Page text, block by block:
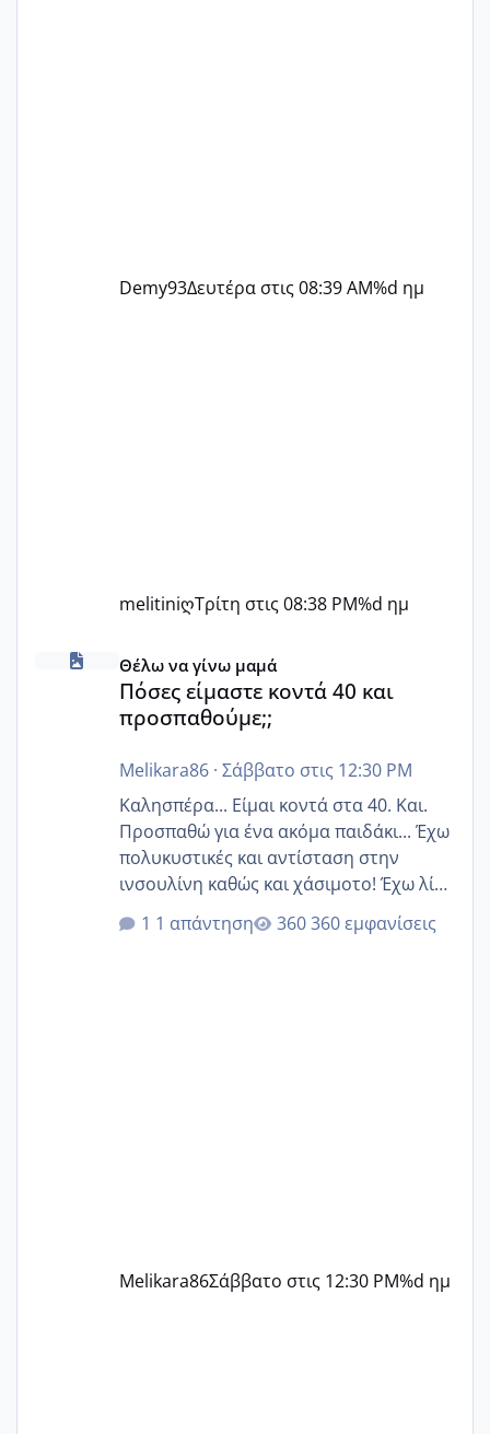
Demy93Δευτέρα στις 08:39 AM%d ημ
melitiniღΤρίτη στις 08:38 PM%d ημ
Πόσες είμαστε κοντά 40 και προσπαθούμε;;
Θέλω να γίνω μαμά
Πόσες είμαστε κοντά 40 και
προσπαθούμε;;
Melikara86· Σάββατο στις 12:30 PM
Καλησπέρα... Είμαι κοντά στα 40. Και.
Προσπαθώ για ένα ακόμα παιδάκι... Έχω
πολυκυστικές και αντίσταση στην
ινσουλίνη καθώς και χάσιμοτο! Έχω λίγα
κιλά παραπάνω και όσο κ αν προσπαθώ
δεν χάνω εύκολα! Προσπαθώ για ακόμη
1 απάντηση 360 εμφανίσεις
Melikara86Σάββατο στις 12:30 PM%d ημ